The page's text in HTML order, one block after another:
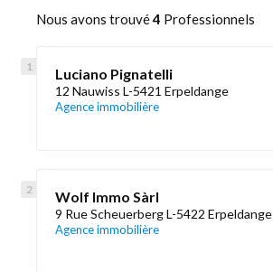
Nous avons trouvé4 Professionnels
Luciano Pignatelli
12 Nauwiss L-5421 Erpeldange
Agence immobilière
Wolf Immo Sàrl
9 Rue Scheuerberg L-5422 Erpeldange
Agence immobilière